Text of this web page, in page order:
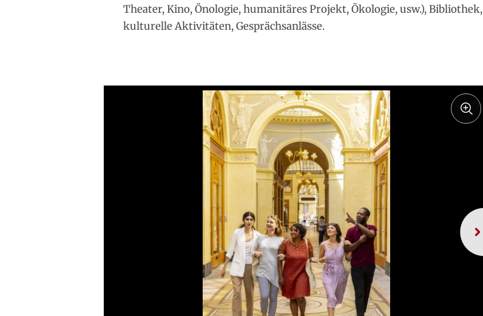
Theater, Kino, Önologie, humanitäres Projekt, Ökologie, usw.), Bibliothek,
kulturelle Aktivitäten, Gesprächsanlässe.